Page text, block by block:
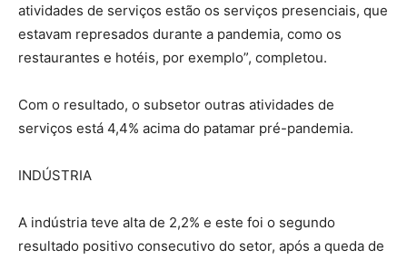
atividades de serviços estão os serviços presenciais, que
estavam represados durante a pandemia, como os
restaurantes e hotéis, por exemplo”, completou.
Com o resultado, o subsetor outras atividades de
serviços está 4,4% acima do patamar pré-pandemia.
INDÚSTRIA
A indústria teve alta de 2,2% e este foi o segundo
resultado positivo consecutivo do setor, após a queda de